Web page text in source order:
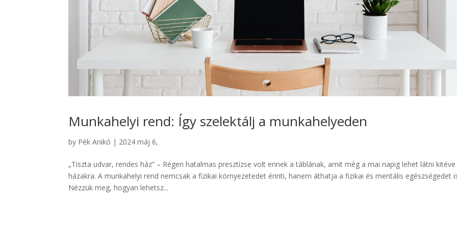
Munkahelyi rend: Így szelektálj a munkahelyeden
by Pék Anikó | 2024 máj 6,
„Tiszta udvar, rendes ház” – Régen hatalmas presztízse volt ennek a táblának, amit még a mai napig lehet látni kitéve
házakra. A munkahelyi rend nemcsak a fizikai környezetedet érinti, hanem áthatja a fizikai és mentális egészségedet
Nézzük meg, hogyan lehetsz...